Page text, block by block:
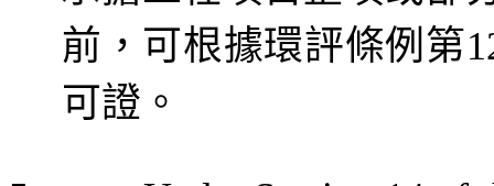
前，可根據環評條例第
可證。